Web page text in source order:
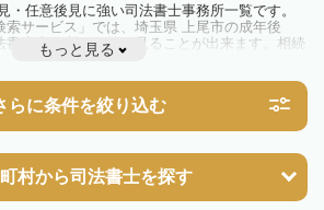
・任意後見に強い司法書士事務所一覧です。
索サービス」では、埼玉県 上尾市の成年後
書士事務所を一覧で見ることが出来ます。相続
えている方は一度近隣の司法書士に相談してみ
もっと見る
らに条件を絞り込む
村から司法書士を探す